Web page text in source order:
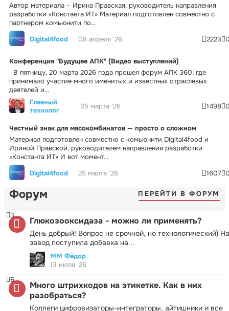
Автор материала – Ирина Правская, руководитель направления
разработки «Константа ИТ» Материал подготовлен совместно с
партнером комьюнити по...
Digital4food
08 апреля '26 2223
Конференция "Будущее АПК" (Видео выступлений)
В пятницу, 20 марта 2026 года прошел форум АПК 360, где
принимало участие много именитых и известных отраслевых
деятелей и...
Главный
технолог
25 марта '26 1498
Честный знак для мясокомбинатов — просто о сложном
Материал подготовлен совместно с комьюнити Digital4food и
Ириной Правской, руководителем направления разработки
«Константа ИТ» И вот момент...
Digital4food
25 марта '26 1607
Форум ПЕРЕЙТИ В ФОРУМ
Глюкозооксидаза - можно ли применять?
День добрый! Вопрос не срочной, но технологический) На
завод поступила добавка на...
3
ММ Фёдор
13 июля '26
Много штрихкодов на этикетке. Как в них
разобраться?
Коллеги цифровизаторы-интеграторы, айтишники и все
6